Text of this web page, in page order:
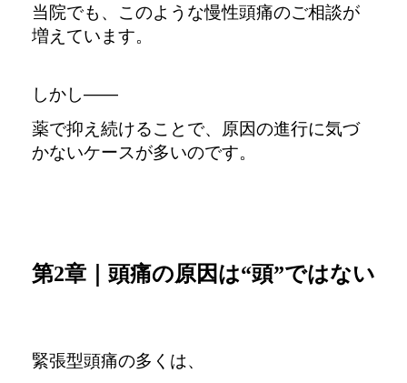
当院でも、 このような慢性頭痛のご相談が
増えています。
しかし――
薬で抑え続けることで、 原因の進行に気づ
かないケースが多いのです。
第2章｜頭痛の原因は“頭”ではない
緊張型頭痛の多くは、